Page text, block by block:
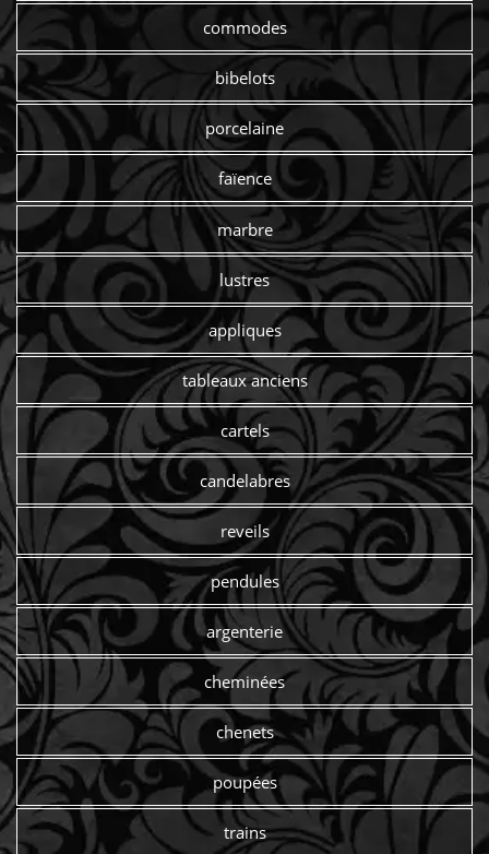
commodes
bibelots
porcelaine
faïence
marbre
lustres
appliques
tableaux anciens
cartels
candelabres
reveils
pendules
argenterie
cheminées
chenets
poupées
trains